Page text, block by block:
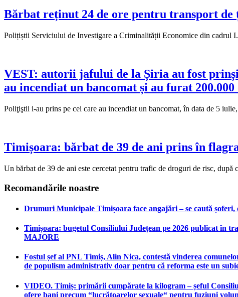
Bărbat reținut 24 de ore pentru transport
Polițiștii Serviciului de Investigare a Criminalității Economice din cadrul
VEST: autorii jafului de la Șiria au fost
au incendiat un bancomat și au furat 200.000
Poliţiştii i-au prins pe cei care au incendiat un bancomat, în data de 5
Timișoara: bărbat de 39 de ani prins în
Un bărbat de 39 de ani este cercetat pentru trafic de droguri de risc,
Recomandările noastre
Drumuri Municipale Timișoara face angajări – se caută
Timișoara: bugetul Consiliului Județean pe 2026 publicat în
MAJORE
Fostul șef al PNL Timiș, Alin Nica, contestă vinderea
de populism administrativ doar pentru că reforma este un
VIDEO. Timiș: primării cumpărate la kilogram – șeful
ofere bani precum “lucrătoarelor sexuale“ pentru fuziuni